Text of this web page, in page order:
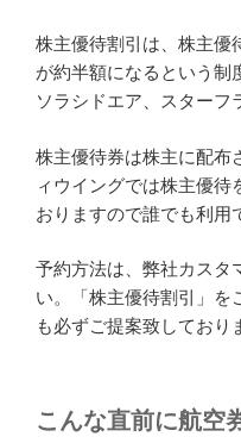
株主優待割引は、株主優
が約半額になるという制
ソラシドエア、スターフ
株主優待券は株主に配布
ィウイングでは株主優待
おりますので誰でも利用
予約方法は、弊社カスタ
い。「株主優待割引」を
も必ずご提案致しており
こんな直前に航空